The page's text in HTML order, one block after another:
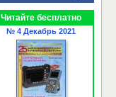
Читайте бесплатно
№ 4 Декабрь 2021